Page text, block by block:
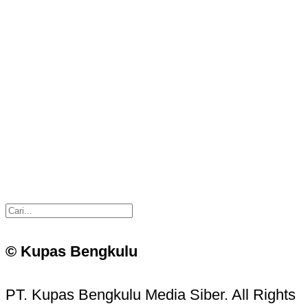
© Kupas Bengkulu
PT. Kupas Bengkulu Media Siber. All Rights